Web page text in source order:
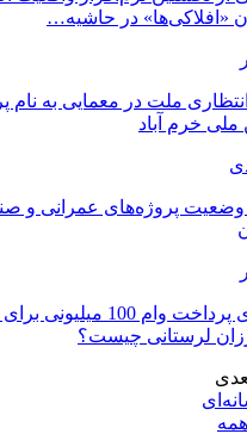
«افلاکی‌ها» در حاشیه…
خرم آباد
وضعیت پروژه‌های عمرانی و
ماجرای پرداخت وام
لرستانی چیست؟
همه